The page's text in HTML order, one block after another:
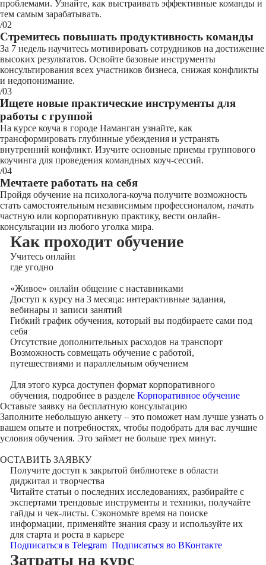
проблемами. Узнайте, как выстраивать эффективные команды и
тем самым зарабатывать.
/02
Стремитесь повышать продуктивность команды
За 7 недель научитесь мотивировать сотрудников на достижение
высоких результатов. Освойте базовые инструменты
консультирования всех участников бизнеса, снижая конфликты
и недопонимание.
/03
Ищете новые практические инструменты для
работы с группой
На курсе коуча в городе Наманган узнайте, как
трансформировать глубинные убеждения и устранять
внутренний конфликт. Изучите основные приемы группового
коучинга для проведения командных коуч-сессий.
/04
Мечтаете работать на себя
Пройдя обучение на психолога-коуча получите возможность
стать самостоятельным независимым профессионалом, начать
частную или корпоративную практику, вести онлайн-
консультации из любого уголка мира.
Как проходит обучение
Учитесь онлайн
где угодно
«Живое» онлайн общение с наставниками
Доступ к курсу на 3 месяца: интерактивные задания,
вебинары и записи занятий
Гибкий график обучения, который вы подбираете сами под
себя
Отсутствие дополнительных расходов на транспорт
Возможность совмещать обучение с работой,
путешествиями и параллельным обучением
Для этого курса доступен формат корпоративного
обучения, подробнее в разделе Корпоративное обучение
Оставьте заявку на бесплатную консультацию
Заполните небольшую анкету – это поможет нам лучше узнать о
вашем опыте и потребностях, чтобы подобрать для вас лучшие
условия обучения. Это займет не больше трех минут.
ОСТАВИТЬ ЗАЯВКУ
Получите доступ к закрытой библиотекев области
диджитал и творчества
Читайте статьи о последних исследованиях, разбирайте с
экспертами трендовые инструменты и техники, получайте
гайды и чек-листы. Сэкономьте время на поиске
информации, применяйте знания сразу и используйте их
для старта и роста в карьере
Подписаться в Telegram Подписаться во ВКонтакте
Затраты на курс